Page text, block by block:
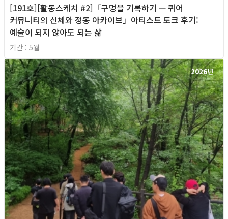
[191호][활동스케치 #2]「구멍을 기록하기 — 퀴어
커뮤니티의 신체와 정동 아카이브」아티스트 토크 후기:
예술이 되지 않아도 되는 삶
기간 : 5월
2026년